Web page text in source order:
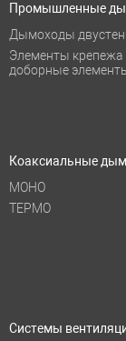
Промышленные
Дымоходы
Элементы крепежа
доборные
Коаксиальные
МОНО
ТЕРМО
Системы